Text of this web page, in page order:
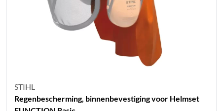
STIHL
Regenbescherming, binnenbevestiging voor Helmset